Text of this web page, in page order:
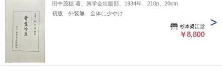
田中茂穂 著、興学会出版部、1934年、210p、20cm
初版 外装無 全体に少やけ
杉本梁江堂
￥8,800